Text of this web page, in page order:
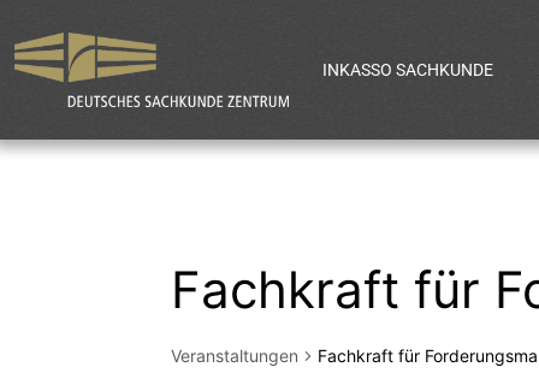
INKASSO SACHKUNDE
Fachkraft für
Veranstaltungen Fachkraft für